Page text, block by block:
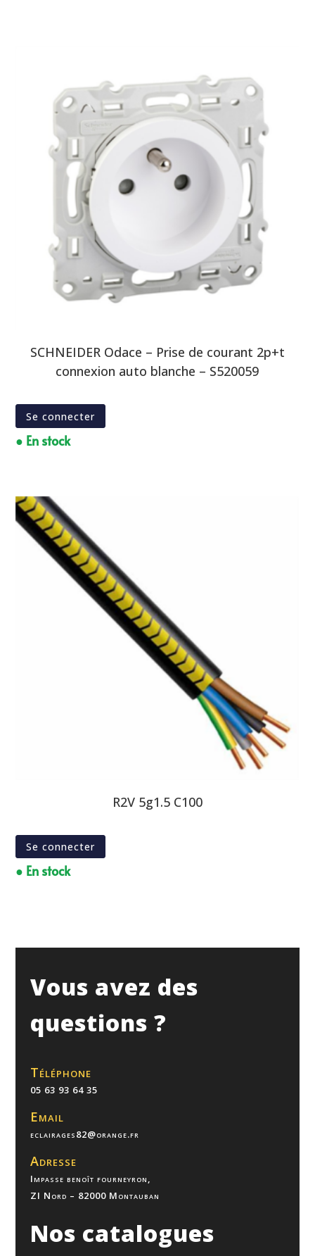
SCHNEIDER Odace – Prise de courant 2p+t
connexion auto blanche – S520059
Se connecter
● En stock
R2V 5g1.5 C100
Se connecter
● En stock
Vous avez des
questions ?
Téléphone
05 63 93 64 35
Email
eclairages82@orange.fr
Adresse
Impasse benoît fourneyron,
ZI Nord – 82000 Montauban
Nos catalogues